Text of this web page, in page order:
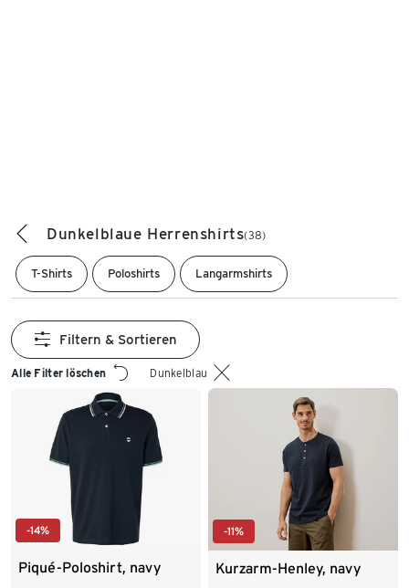
Dunkelblaue Herrenshirts(38)
T-Shirts Poloshirts Langarmshirts
Alle Filter löschen Dunkelblau
Filtern & Sortieren
-14%
Piqué-Poloshirt, navy
-11%
Kurzarm-Henley, navy